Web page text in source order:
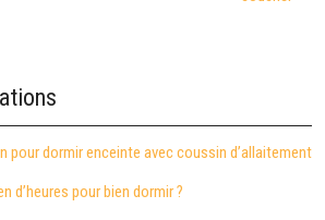
pour dormir enceinte avec coussin d’allaitement
d’heures pour bien dormir ?